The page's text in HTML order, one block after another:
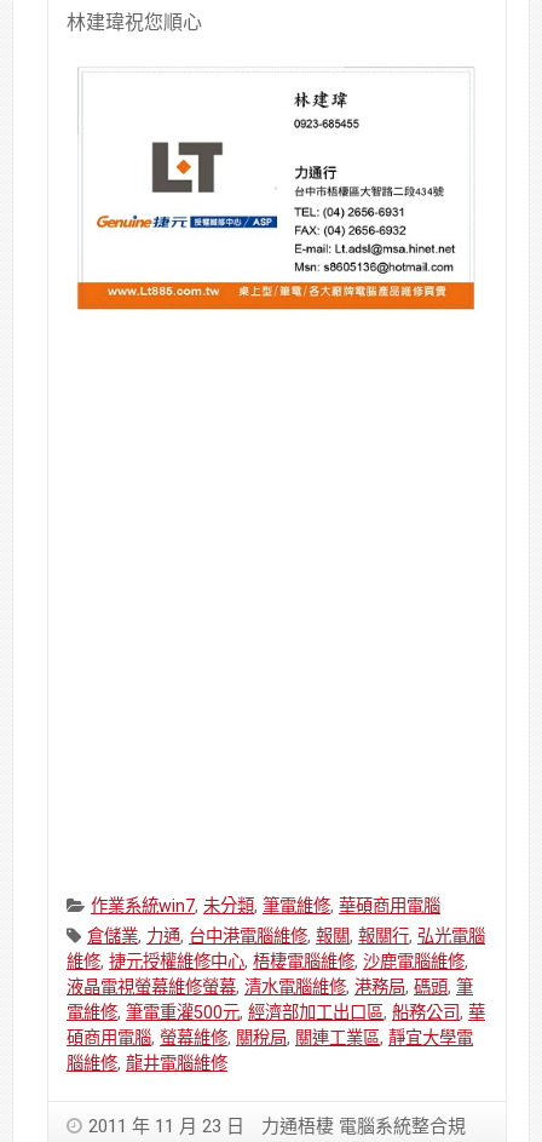
林建瑋祝您順心
Categories:
作業系統win7, 未分類, 筆電維修, 華碩商用電腦
Tags:
倉儲業, 力通, 台中港電腦維修, 報關, 報關行, 弘光電腦
維修, 捷元授權維修中心, 梧棲電腦維修, 沙鹿電腦維修,
液晶電視螢幕維修螢幕, 清水電腦維修, 港務局, 碼頭, 筆
電維修, 筆電重灌500元, 經濟部加工出口區, 船務公司, 華
碩商用電腦, 螢幕維修, 關稅局, 關連工業區, 靜宜大學電
腦維修, 龍井電腦維修
2011 年 11 月 23 日
力通梧棲 電腦系統整合規